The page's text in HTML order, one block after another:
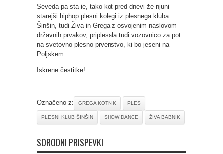
Seveda pa sta ie, tako kot pred dnevi že njuni
starejši hiphop plesni kolegi iz plesnega kluba
Šinšin, tudi Živa in Grega z osvojenim naslovom
državnih prvakov, priplesala tudi vozovnico za pot
na svetovno plesno prvenstvo, ki bo jeseni na
Poljskem.
Iskrene čestitke!
Označeno z: GREGA KOTNIK PLES
PLESNI KLUB ŠINŠIN SHOW DANCE ŽIVA BABNIK
SORODNI PRISPEVKI